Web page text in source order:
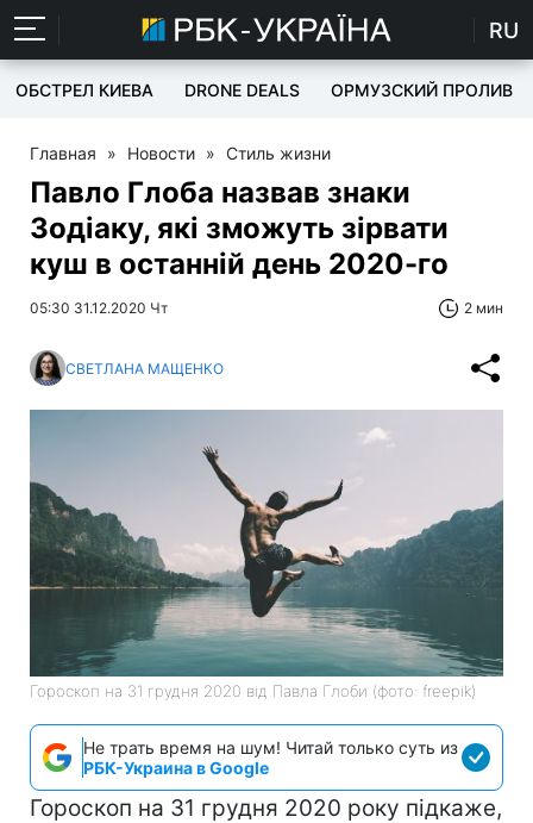
RU
ОБСТРЕЛ КИЕВА DRONE DEALS ОРМУЗСКИЙ ПРОЛИВ
Главная » Новости » Стиль жизни
Павло Глоба назвав знаки
Зодіаку, які зможуть зірвати
куш в останній день 2020-го
05:30 31.12.2020 Чт 2 мин
СВЕТЛАНА МАЩЕНКО
Гороскоп на 31 грудня 2020 від Павла Глоби (фото: freepik)
Не трать время на шум! Читай только суть из
РБК-Украина в Google
Гороскоп на 31 грудня 2020 року підкаже,